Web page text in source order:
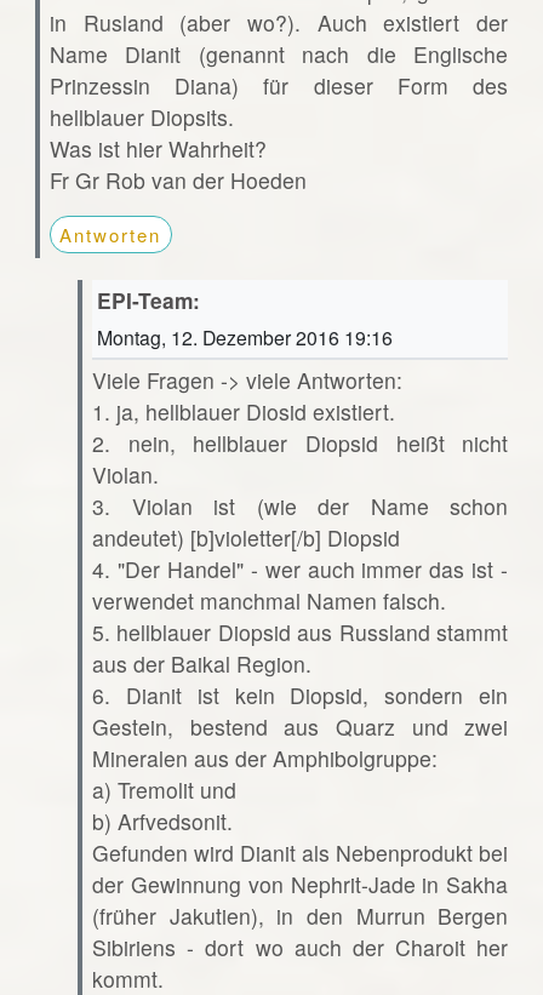
in Rusland (aber wo?). Auch existiert der
Name Dianit (genannt nach die Englische
Prinzessin Diana) für dieser Form des
hellblauer Diopsits.
Was ist hier Wahrheit?
Fr Gr Rob van der Hoeden
Antworten
EPI-Team:
Montag, 12. Dezember 2016 19:16
Viele Fragen -> viele Antworten:
1. ja, hellblauer Diosid existiert.
2. nein, hellblauer Diopsid heißt nicht
Violan.
3. Violan ist (wie der Name schon
andeutet) [b]violetter[/b] Diopsid
4. "Der Handel" - wer auch immer das ist -
verwendet manchmal Namen falsch.
5. hellblauer Diopsid aus Russland stammt
aus der Baikal Region.
6. Dianit ist kein Diopsid, sondern ein
Gestein, bestend aus Quarz und zwei
Mineralen aus der Amphibolgruppe:
a) Tremolit und
b) Arfvedsonit.
Gefunden wird Dianit als Nebenprodukt bei
der Gewinnung von Nephrit-Jade in Sakha
(früher Jakutien), in den Murrun Bergen
Sibiriens - dort wo auch der Charoit her
kommt.